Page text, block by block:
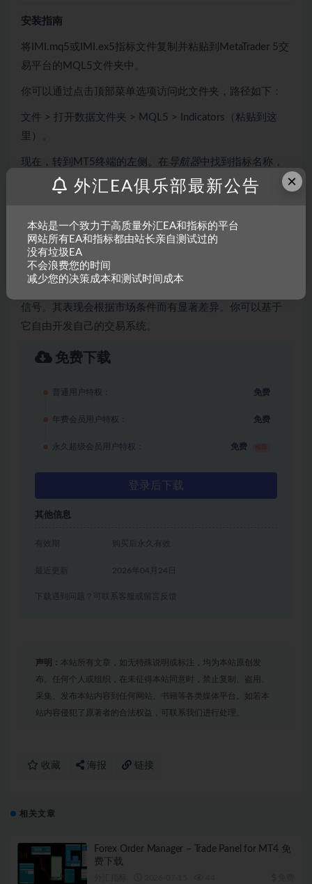
安装指南
将IMI.mq5或IMI.ex5指标文件复制并粘贴到MetaTrader 5交
易平台的MQL5文件夹中。
你可以通过点击顶部菜单选项访问此文件夹，路径如下：
文件 > 打开数据文件夹 > MQL5 > Indicators（粘贴到这
里）。
现在，转到MT5终端的左侧。在 导航器中找到指标名称，
右键单击它，然后选择附加到图表。
日内动量指数指标值得加入你的交易工具箱，但请记住保
持现实的期望。像任何其他技术分析工具一样，它无法
信号。其表现会根据市场条件而有显著差异。你可以基于
它自由开发自己的交易系统。
免费下载
普通用户特权： 免费
年费会员用户特权： 免费
永久超级会员用户特权： 免费
登录后下载
其他信息
有效期 购买后永久有效
2026年04月24日
下载遇到问题？可联系客服或留言反馈
声明： 本站所有文章，如无特殊说明或标注，均为本站原创发
布。任何个人或组织，在未征得本站同意时，禁止复制、盗用、
采集、发布本站内容到任何网站、书籍等各类媒体平台。如若本
站内容侵犯了原著者的合法权益，可联系我们进行处理。
收藏 海报 链接
相关文章
Forex Order Manager – Trade Panel for MT4 免
费下载
×
外汇EA俱乐部最新公告
本站是一个致力于高质量外汇EA和指标的平台
网站所有EA和指标都由站长亲自测试过的
没有垃圾EA
不会浪费您的时间
减少您的决策成本和测试时间成本